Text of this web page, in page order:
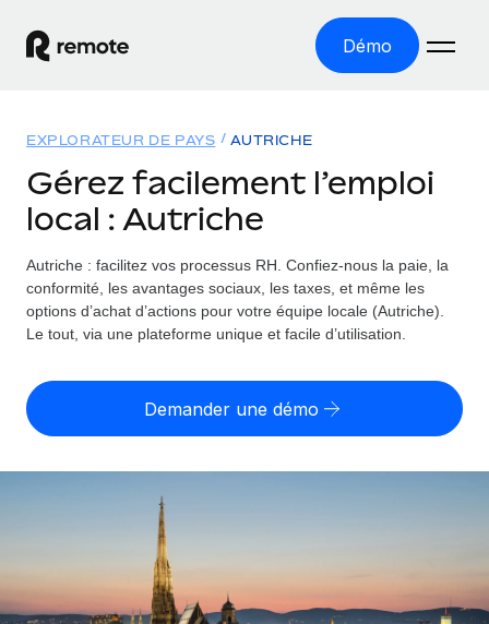
Démo
EMPLOI À L’INTERNATIONAL
Paie multipays
Gérez la paie facilement et en toute conformité
Employer of record
entités
Gestion des freelances
Intégrez et gérez vos freelances partout dans le monde
Sous-traitez les opérations complexes liées à l’emploi
Solutions
COUVERTURE MONDIALE
Explorateur de pays
Toutes les informations sur l’emploi à l’international,
Explorateur des États-Unis (par État)
Simplifiez l’embauche à travers les différents États des
Comparer Remote
Examinez notre service par rapport aux autres
Ressources
OUTILS & CALCULATEURS
Évaluez le risque de requalification de contrat par pays
Calculateur de paiement des freelances
Découvrez les devises disponibles et les vitesses de
paiement pour vos freelances internationaux
Tarification
Français
EXPLORATEUR DE PAYS AUTRICHE
Gérez facilement l’emploi
local : Autriche
Autriche : facilitez vos processus RH. Confiez-nous la paie, la
conformité, les avantages sociaux, les taxes, et même les
options d’achat d’actions pour votre équipe locale (Autriche).
Le tout, via une plateforme unique et facile d’utilisation.
Demander une démo